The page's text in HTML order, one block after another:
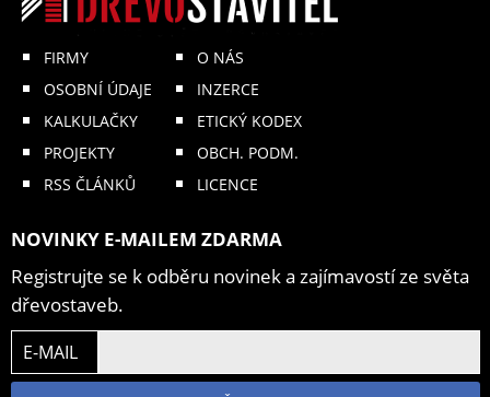
FIRMY
OSOBNÍ ÚDAJE
KALKULAČKY
PROJEKTY
RSS ČLÁNKŮ
O NÁS
INZERCE
ETICKÝ KODEX
OBCH. PODM.
LICENCE
NOVINKY E-MAILEM ZDARMA
Registrujte se k odběru novinek a zajímavostí ze světa
dřevostaveb.
E-MAIL